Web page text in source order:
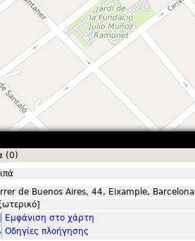
(0)
de Buenos Aires, 44, Eixample, Barcelona
Εμφάνιση στο χάρτη
Οδηγίες πλοήγησης